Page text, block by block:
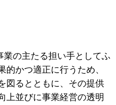
業の主たる担い手としてふ
的かつ適正に行うため、
図るとともに、その提供
上並びに事業経営の透明